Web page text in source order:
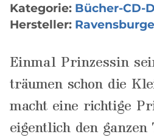
Kategorie: Bücher-CD-
Hersteller:
Einmal Prinzessin
träumen schon die
macht eine richtige
eigentlich den